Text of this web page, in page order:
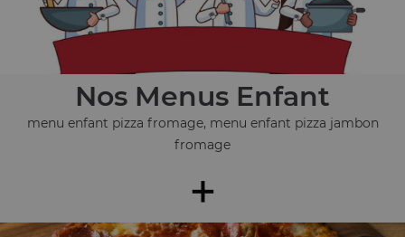
Nos Menus Enfant
menu enfant pizza fromage, menu enfant pizza jambon
fromage
+